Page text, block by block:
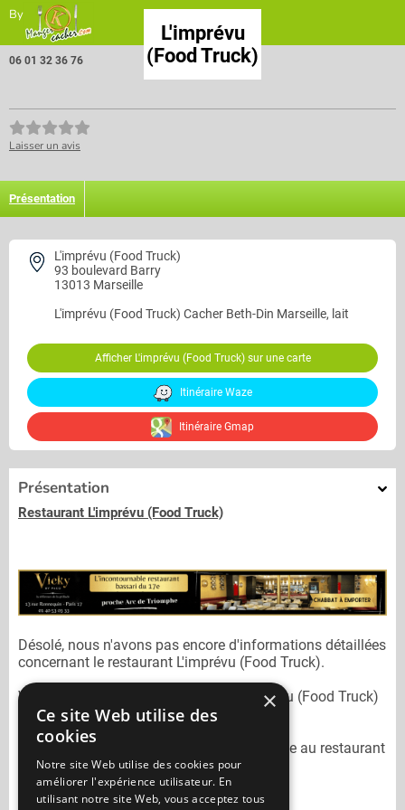
By
L'imprévu
(Food Truck)
06 01 32 36 76
Laisser un avis
Présentation
L'imprévu (Food Truck)
93 boulevard Barry
13013 Marseille
L'imprévu (Food Truck) Cacher Beth-Din Marseille, lait
Afficher L'imprévu (Food Truck) sur une carte
Itinéraire Waze
Itinéraire Gmap
Présentation
Restaurant L'imprévu (Food Truck)
Désolé, nous n'avons pas encore d'informations détaillées
concernant le restaurant L'imprévu (Food Truck).
Vous pouvez joindre le restaurant
L'imprévu (Food Truck)
au06 01 32 36 76
N'oubliez pas de préciser lors de votre sortie au restaurant
L'imprévu (Food Truck)qu'il n'est pas sur
Mangercacher.com.
×
Ce site Web utilise des
cookies
Notre site Web utilise des cookies pour
améliorer l'expérience utilisateur. En
utilisant notre site Web, vous acceptez tous